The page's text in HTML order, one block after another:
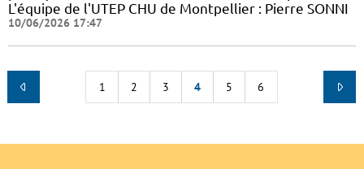
L'équipe de l'UTEP CHU de Montpellier : Pierre SONNI
10/06/2026 17:47
1 2 3 4 5 6